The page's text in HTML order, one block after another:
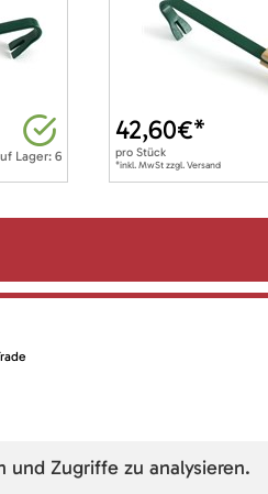
Lager: 6
42,60€*
pro Stück
*inkl. MwSt zzgl. Versand
und Zugriffe zu analysieren.